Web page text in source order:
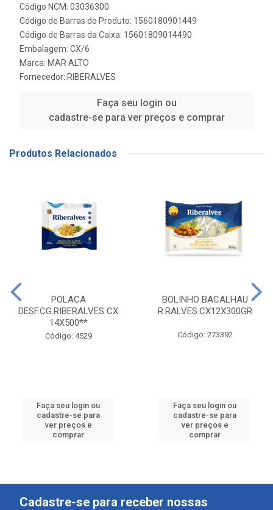
Código NCM: 03036300
Código de Barras do Produto: 1560180901449
Código de Barras da Caixa: 15601809014490
Embalagem: CX/6
Marca: MAR ALTO
Fornecedor: RIBERALVES
Faça seu login ou
cadastre-se para ver preços e comprar
Produtos Relacionados
POLACA
DESF.CG.RIBERALVES CX
14X500**
Código: 4529
Faça seu login ou
cadastre-se para
ver preços e
comprar
BOLINHO BACALHAU
R.RALVES.CX12X300GR
Código: 273392
Faça seu login ou
cadastre-se para
ver preços e
comprar
Cadastre-se para receber nossas